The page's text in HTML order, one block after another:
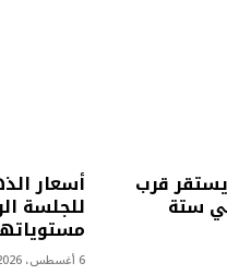
يستقر قرب
ستة
أسعار
للجلسة
6 أغسطس، 2026